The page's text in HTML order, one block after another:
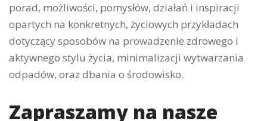
porad, możliwości, pomysłów, działań i inspiracji
opartych na konkretnych, życiowych przykładach
dotyczący sposobów na prowadzenie zdrowego i
aktywnego stylu życia, minimalizacji wytwarzania
odpadów, oraz dbania o środowisko.
Zapraszamy na nasze